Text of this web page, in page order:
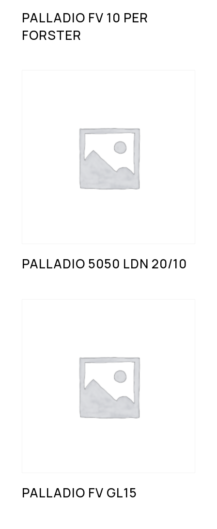
PALLADIO FV 10 PER
FORSTER
PALLADIO 5050 LDN 20/10
PALLADIO FV GL15